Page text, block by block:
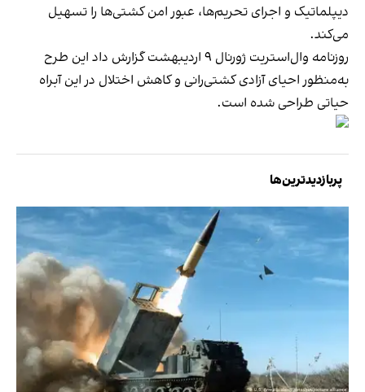
دیپلماتیک و اجرای تحریم‌ها، عبور امن کشتی‌ها را تسهیل
می‌کند.
روزنامه وال‌استریت ژورنال ۹ اردیبهشت گزارش داد این طرح
به‌منظور احیای آزادی کشتی‌‎رانی و کاهش اختلال در این آبراه
حیاتی طراحی شده است.
پربازدیدترین‌ها